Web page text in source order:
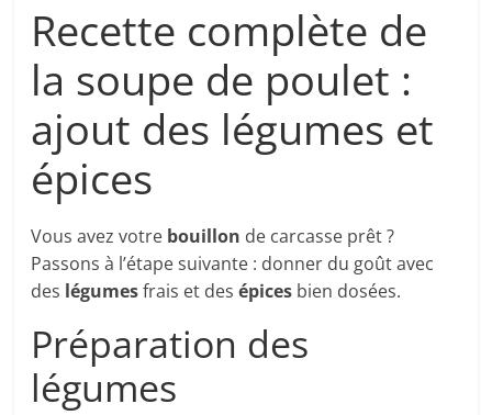
Recette complète de
la soupe de poulet :
ajout des légumes et
épices
Vous avez votre bouillon de carcasse prêt ?
Passons à l’étape suivante : donner du goût avec
des légumesfrais et desépices bien dosées.
Préparation des
légumes